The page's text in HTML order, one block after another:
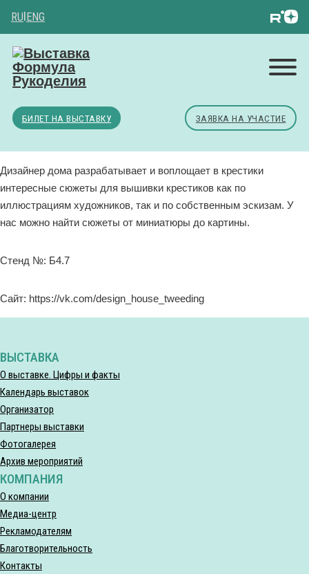
RU|ENG
БИЛЕТ НА ВЫСТАВКУ ЗАЯВКА НА УЧАСТИЕ
Дизайнер дома разрабатывает и воплощает в крестики
интересные сюжеты для вышивки крестиков как по
иллюстрациям художников, так и по собственным эскизам. У
нас можно найти сюжеты от миниатюры до картины.
Стенд №: Б4.7
Сайт: https://vk.com/design_house_tweeding
ВЫСТАВКА
О выставке. Цифры и факты
Календарь выставок
Организатор
Партнеры выставки
Фотогалерея
Архив мероприятий
КОМПАНИЯ
О компании
Медиа-центр
Рекламодателям
Благотворительность
Контакты